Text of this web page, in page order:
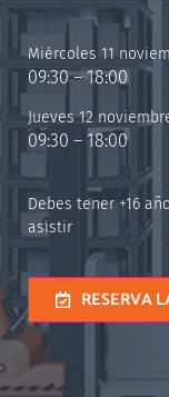
Miércoles 11
09:30 – 18:00
Jueves 12
09:30 – 18:00
Debes tener +16
asistir
RESERVA